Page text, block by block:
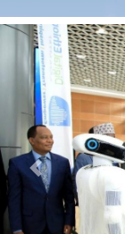
Previous